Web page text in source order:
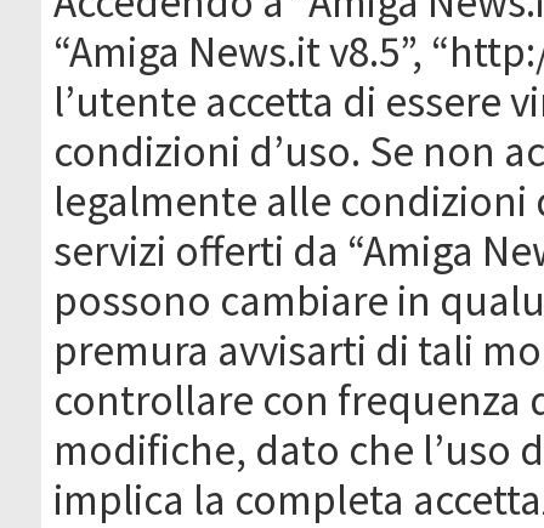
“Amiga News.it v8.5”,
l’utente accetta di essere
condizioni d’uso. Se non
legalmente alle condizioni
servizi offerti da “Amiga
possono cambiare in
premura avvisarti di tali
controllare con frequenza
modifiche, dato che l’uso
implica la completa